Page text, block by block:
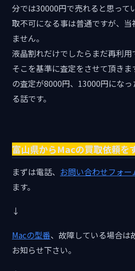
分では30000円で売れると思って
取不可になる事は普通ですが、当
ません。
液晶割れだけでしたらまだ再利用
そこを基準に査定をさせて頂き
の査定が8000円、13000円にな
る話です。
富山県からMacの買取依頼を
まずは電話、 お問い合わせフォー
ます。
↓
Macの型番、故障している場合は
お知らせ下さい。